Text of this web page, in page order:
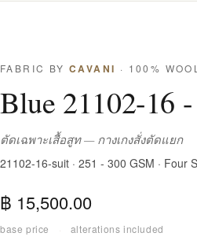
FABRIC BY CAVANI · 100% WOOL
Blue 21102-16
ตัดเฉพาะเสื้อสูท — กางเกงสั่งตัดแยก
21102-16-suit · 251 - 300 GSM · Four
฿ 15,500.00
base price · alterations included